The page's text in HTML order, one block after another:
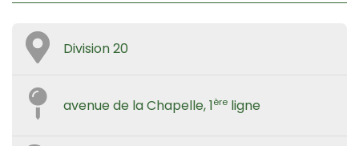
Division 20
avenue de la Chapelle, 1ère ligne